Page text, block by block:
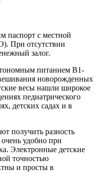
паспорт с местной
При отсутствии
залог.
питанием В1-
новорожденных
весы нашли широкое
педиатрического
детских садах и в
получить разность
удобно при
Электронные детские
точностью
и просты в